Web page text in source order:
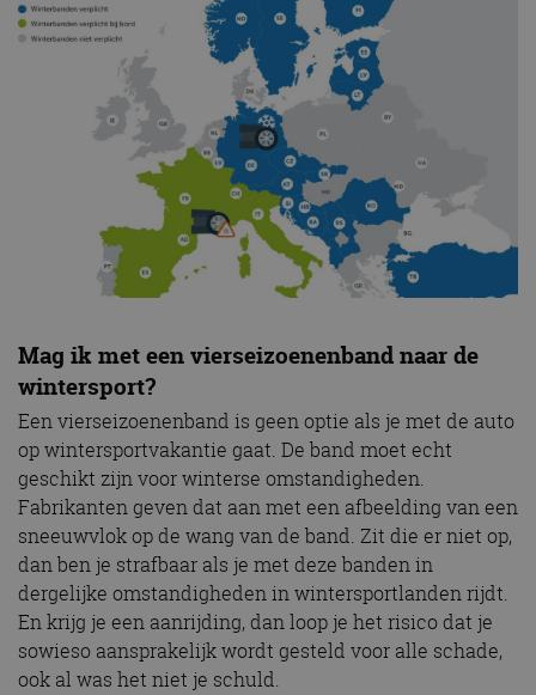
Mag ik met een vierseizoenenband naar de
wintersport?
Een vierseizoenenband is geen optie als je met de auto
op wintersportvakantie gaat. De band moet echt
geschikt zijn voor winterse omstandigheden.
Fabrikanten geven dat aan met een afbeelding van een
sneeuwvlok op de wang van de band. Zit die er niet op,
dan ben je strafbaar als je met deze banden in
dergelijke omstandigheden in wintersportlanden rijdt.
En krijg je een aanrijding, dan loop je het risico dat je
sowieso aansprakelijk wordt gesteld voor alle schade,
ook al was het niet je schuld.